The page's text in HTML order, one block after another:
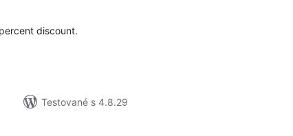
discount.
Testované s 4.8.29